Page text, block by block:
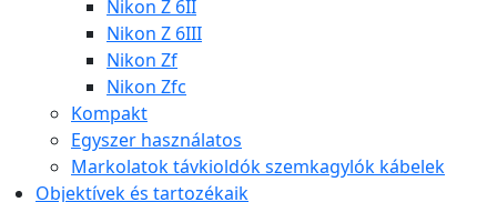
Nikon Z 6II
Nikon Z 6III
Nikon Zf
Nikon Zfc
Kompakt
Egyszer használatos
Markolatok távkioldók szemkagylók kábelek
Objektívek és tartozékaik